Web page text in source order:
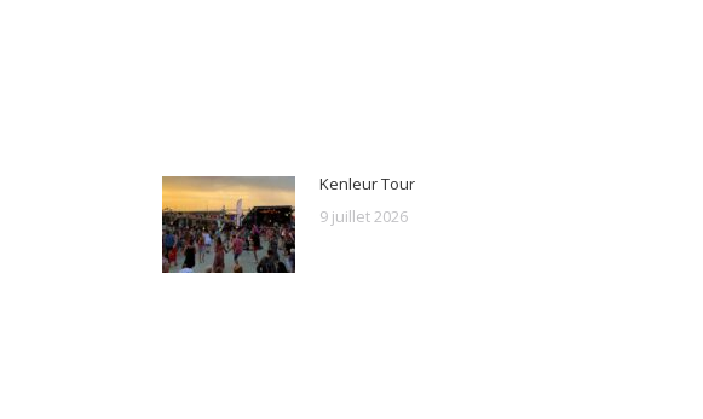
Kenleur Tour
9 juillet 2026